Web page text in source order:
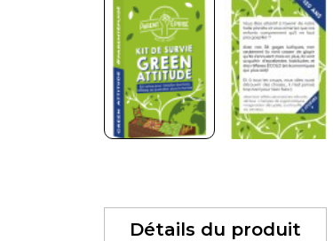
Détails du produit